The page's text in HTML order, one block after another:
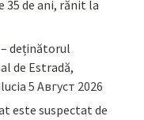
de ani, rănit la
deținătorul
de Estradă,
5 Август 2026
este suspectat de